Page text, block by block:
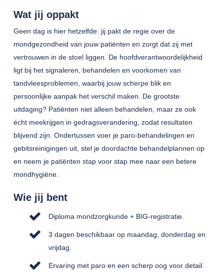
Wat jij oppakt
Geen dag is hier hetzelfde: jij pakt de regie over de
mondgezondheid van jouw patiënten en zorgt dat zij met
vertrouwen in de stoel liggen. De hoofdverantwoordelijkheid
ligt bij het signaleren, behandelen en voorkomen van
tandvleesproblemen, waarbij jouw scherpe blik en
persoonlijke aanpak het verschil maken. De grootste
uitdaging? Patiënten niet alleen behandelen, maar ze ook
écht meekrijgen in gedragsverandering, zodat resultaten
blijvend zijn. Ondertussen voer je paro-behandelingen en
gebitsreinigingen uit, stel je doordachte behandelplannen op
en neem je patiënten stap voor stap mee naar een betere
mondhygiëne.
Wie jij bent
Diploma mondzorgkunde + BIG-registratie.
3 dagen beschikbaar op maandag, donderdag en
vrijdag.
Ervaring met paro en een scherp oog voor detail.